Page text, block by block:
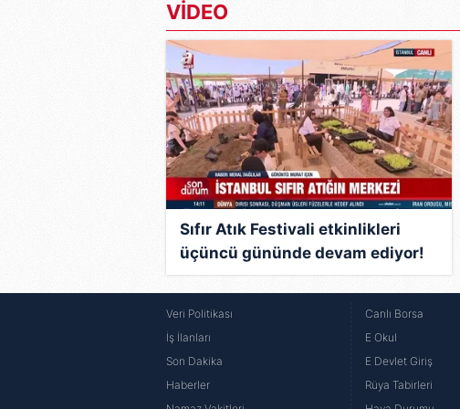
VİDEO
Sıfır Atık Festivali etkinlikleri
üçüncü gününde devam ediyor!
Ailelerden ve gençlerden yoğun
Veri Politikası
İş İlanları
Son Dakika
Haberler
Canlı Borsa
E Okul
E Devlet Giriş
Rüya Tabirleri